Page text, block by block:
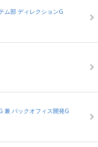
ム部 ディレクションG
兼 バックオフィス開発G